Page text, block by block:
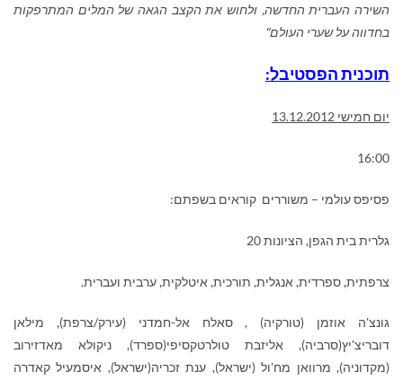
השירה העברית החדשה, ולחוש את הקצב הגאה של המלים המתרפקות
בחדווה על שערי העולם"
תוכנית הפסטיבל:
יום חמישי 13.12.2012
16:00
פסיפס עולמי – משוררים קוראים בשפתם:
גלרית בית הגפן, הציונות 20
צרפתית, ספרדית, אנגלית, תורכית, איטלקית, ערבית ועברית.
גונצ'ה אוזמן (טורקיה) , סאלח אל-חמדני (עירק/צרפת), מילאן
דובריצ'יץ(סרביה), אליזבת טולרטקסיפי(ספרד), ניקולא מאדזירוב
(מקדוניה), מרוואן מח'ול (ישראל), ענת זכריה(ישראל), איסמעיל קאדרה